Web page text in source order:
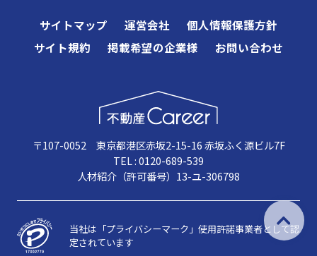
サイトマップ 運営会社
個人情報保護方針
サイト規約
掲載希望の企業様 お問い合わせ
〒107-0052 東京都港区赤坂2-15-16 赤坂ふく源ビル7F
TEL : 0120-689-539
人材紹介（許可番号）13-ユ-306798
当社は「プライバシーマーク」使用許諾事業者として認
定されています